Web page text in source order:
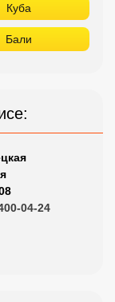
Куба
Бали
04-24